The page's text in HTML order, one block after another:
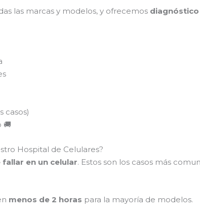
las marcas y modelos, y ofrecemos
casos)
🚚
Hospital de Celulares?
en un celular. Estos son los casos más
menos de 2 horas para la mayoría de modelos.